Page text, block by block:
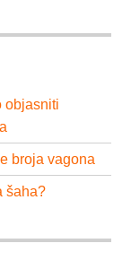
objasniti
broja vagona
šaha?